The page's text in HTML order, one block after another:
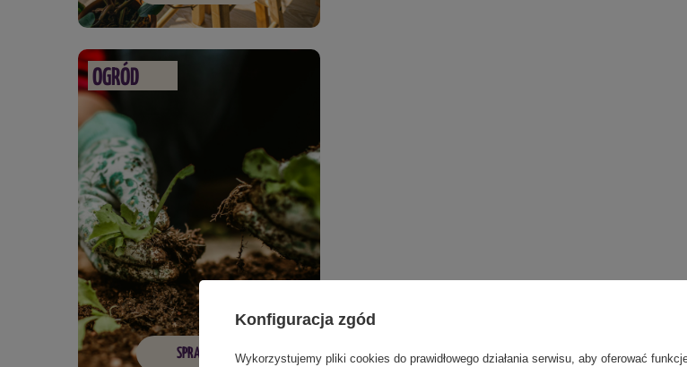
OGRÓD
SPRAWDŹ
Konfiguracja zgód
Wykorzystujemy pliki cookies do prawidłowego działania serwisu, aby oferować